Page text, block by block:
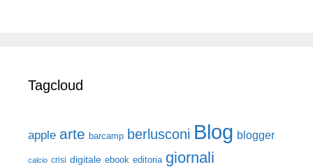
Tagcloud
apple arte barcamp berlusconi Blog blogger
calcio crisi digitale ebook editoria giornali